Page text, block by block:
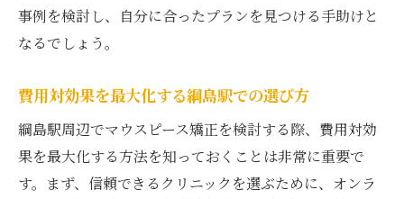
事例を検討し、自分に合ったプランを見つける手助けと
なるでしょう。
費用対効果を最大化する綱島駅での選び方
綱島駅周辺でマウスピース矯正を検討する際、費用対効
果を最大化する方法を知っておくことは非常に重要で
す。まず、信頼できるクリニックを選ぶために、オンラ